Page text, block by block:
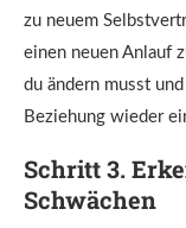
zu neuem
einen neuen Anlauf
du ändern musst
Beziehung wieder
Schritt 3.
Schwächen